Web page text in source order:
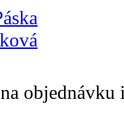
na objednávku